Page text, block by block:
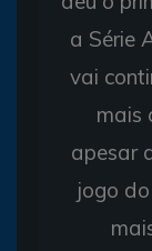
a Série
vai
mais
apesar
jogo